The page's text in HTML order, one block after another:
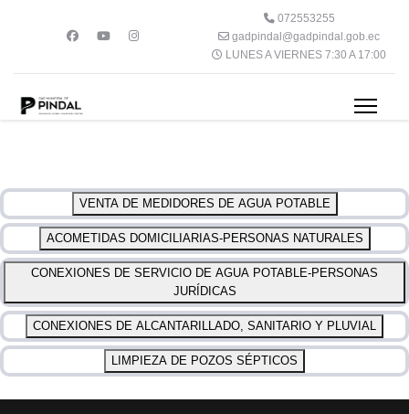
072553255
gadpindal@gadpindal.gob.ec
LUNES A VIERNES 7:30 A 17:00
VENTA DE MEDIDORES DE AGUA POTABLE
ACOMETIDAS DOMICILIARIAS-PERSONAS NATURALES
CONEXIONES DE SERVICIO DE AGUA POTABLE-PERSONAS
JURÍDICAS
CONEXIONES DE ALCANTARILLADO, SANITARIO Y PLUVIAL
LIMPIEZA DE POZOS SÉPTICOS